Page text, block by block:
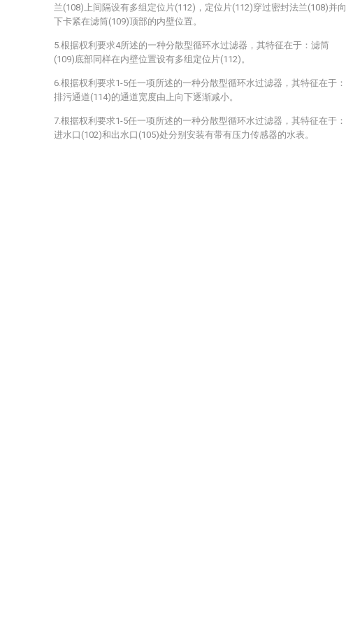
兰(108)上间隔设有多组定位片(112)，定位片(112)穿过密封法兰(108)并向
下卡紧在滤筒(109)顶部的内壁位置。
5.根据权利要求4所述的一种分散型循环水过滤器，其特征在于：滤筒
(109)底部同样在内壁位置设有多组定位片(112)。
6.根据权利要求1-5任一项所述的一种分散型循环水过滤器，其特征在于：
排污通道(114)的通道宽度由上向下逐渐减小。
7.根据权利要求1-5任一项所述的一种分散型循环水过滤器，其特征在于：
进水口(102)和出水口(105)处分别安装有带有压力传感器的水表。